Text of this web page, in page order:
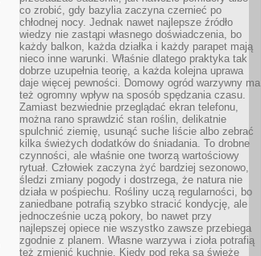
co zrobić, gdy bazylia zaczyna czernieć po
chłodnej nocy. Jednak nawet najlepsze źródło
wiedzy nie zastąpi własnego doświadczenia, bo
każdy balkon, każda działka i każdy parapet mają
nieco inne warunki. Właśnie dlatego praktyka tak
dobrze uzupełnia teorię, a każda kolejna uprawa
daje więcej pewności. Domowy ogród warzywny ma
też ogromny wpływ na sposób spędzania czasu.
Zamiast bezwiednie przeglądać ekran telefonu,
można rano sprawdzić stan roślin, delikatnie
spulchnić ziemię, usunąć suche liście albo zebrać
kilka świeżych dodatków do śniadania. To drobne
czynności, ale właśnie one tworzą wartościowy
rytuał. Człowiek zaczyna żyć bardziej sezonowo,
śledzi zmiany pogody i dostrzega, że natura nie
działa w pośpiechu. Rośliny uczą regularności, bo
zaniedbane potrafią szybko stracić kondycję, ale
jednocześnie uczą pokory, bo nawet przy
najlepszej opiece nie wszystko zawsze przebiega
zgodnie z planem. Własne warzywa i zioła potrafią
też zmienić kuchnię. Kiedy pod ręką są świeże